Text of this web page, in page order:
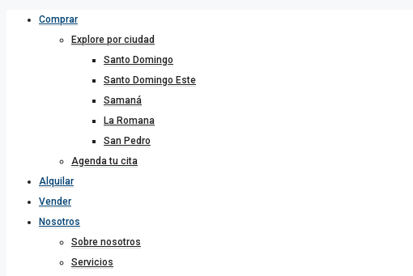
Comprar
Explore por ciudad
Santo Domingo
Santo Domingo Este
Samaná
La Romana
San Pedro
Agenda tu cita
Alquilar
Vender
Nosotros
Sobre nosotros
Servicios